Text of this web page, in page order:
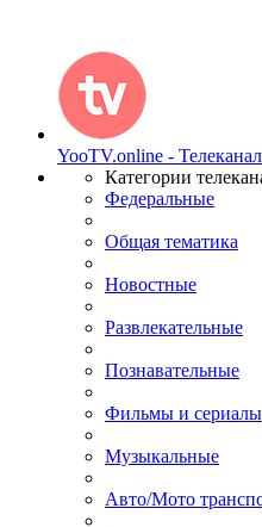
YooTV.online -
Категории
Федеральные
Общая тематика
Новостные
Развлекательные
Познавательные
Фильмы и сериалы
Музыкальные
Авто/Мото